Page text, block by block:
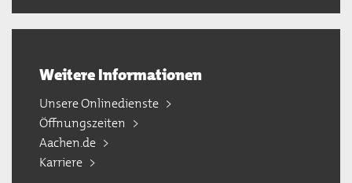
Weitere Informationen
Unsere Onlinedienste
Öffnungszeiten
Aachen.de
Karriere